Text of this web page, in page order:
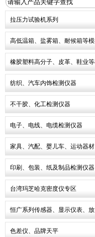
拉压力试验机系列
高低温箱、盐雾箱、耐候箱等
橡胶塑料高分子、皮革、鞋业
纺织、汽车内饰检测仪器
不干胶、化工检测仪器
电子、电线、电缆检测仪器
家具、汽配、婴儿车、运动器
印刷、包装、纸及制品检测仪器
台湾玛芝哈克密度仪专区
恒广系列传感器、显示仪表、
色差仪、品牌天平